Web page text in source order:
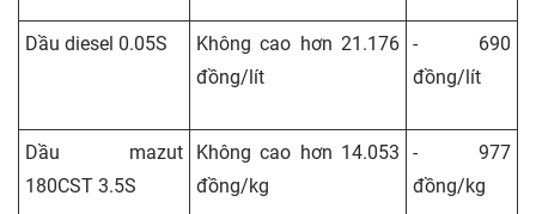
Dầu diesel 0.05S
Không cao hơn 21.176
đồng/lít
- 690
đồng/lít
Dầu mazut
180CST 3.5S
Không cao hơn 14.053
đồng/kg
- 977
đồng/kg